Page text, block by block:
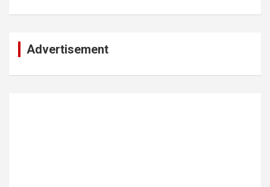
Advertisement